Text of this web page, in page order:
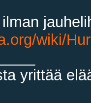
wiki/
yrittää